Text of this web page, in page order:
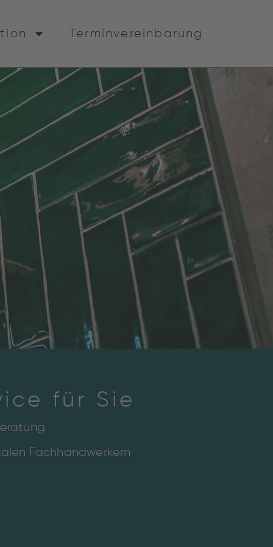
Terminvereinbarung
für Sie
Fachhandwerkern